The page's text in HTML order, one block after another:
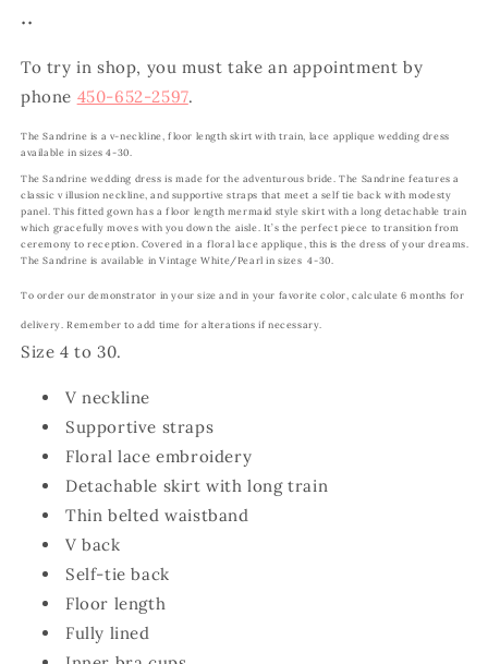
..
To try in shop, you must take an appointment by
phone 450-652-2597.
The Sandrine is a v-neckline, floor length skirt with train, lace applique wedding dress
available in sizes 4-30.
The Sandrine wedding dress is made for the adventurous bride. The Sandrine features a
classic v illusion neckline, and supportive straps that meet a self tie back with modesty
panel. This fitted gown has a floor length mermaid style skirt with a long detachable train
which gracefully moves with you down the aisle. It’s the perfect piece to transition from
ceremony to reception. Covered in a floral lace applique, this is the dress of your dreams.
The Sandrine is available in Vintage White/Pearl in sizes 4-30.
To order our demonstrator in your size and in your favorite color, calculate 6 months for
delivery. Remember to add time for alterations if necessary.
Size 4 to 30.
V neckline
Supportive straps
Floral lace embroidery
Detachable skirt with long train
Thin belted waistband
V back
Self-tie back
Floor length
Fully lined